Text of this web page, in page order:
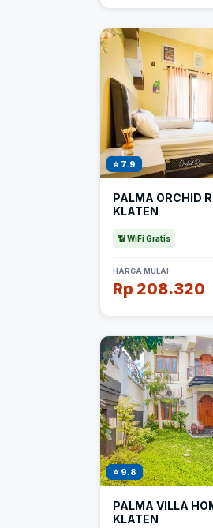
⭐ 7.9
PALMA ORCHID
KLATEN
📶 WiFi Gratis
HARGA MULAI
Rp 208.320
⭐ 9.8
PALMA VILLA
KLATEN